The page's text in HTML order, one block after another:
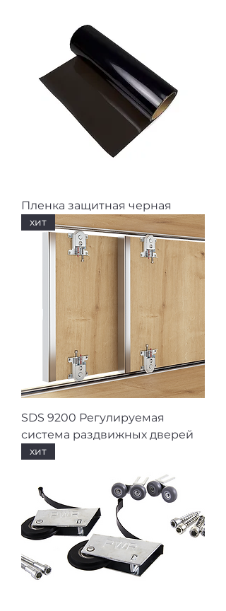
Пленка защитная черная
хит
SDS 9200 Регулируемая
система раздвижных дверей
хит